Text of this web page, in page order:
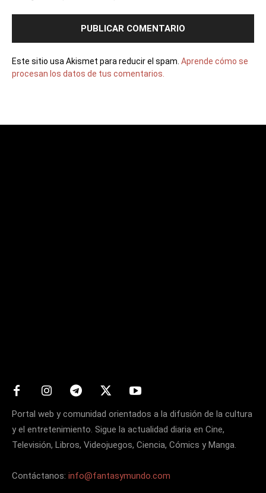
Este sitio usa Akismet para reducir el spam. Aprende cómo se
procesan los datos de tus comentarios.
Portal web y comunidad orientados a la difusión de la cultura
y el entretenimiento. Sigue la actualidad diaria en Cine,
Televisión, Libros, Videojuegos, Ciencia, Cómics y Manga.
Contáctanos: info@fantasymundo.com